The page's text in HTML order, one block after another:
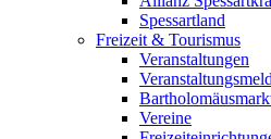
Spessartland
Freizeit & Tourismus
Veranstaltungen
Vereine